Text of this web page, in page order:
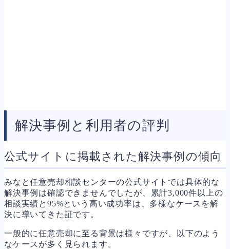
解決事例と利用者の評判
公式サイトに掲載された解決事例の傾向
みなと任意売却相談センターの公式サイトでは具体的な
解決事例は確認できませんでしたが、累計3,000件以上の
相談実績と95%という高い成功率は、多様なケースを解
決に導いてきた証です。
一般的に任意売却に至る背景は様々ですが、以下のよう
なケースが多く見られます。